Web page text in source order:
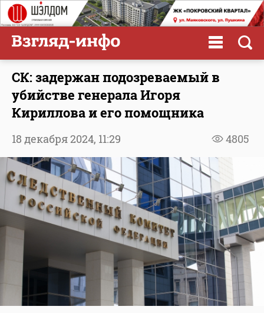
СК: задержан подозреваемый в
убийстве генерала Игоря
Кириллова и его помощника
4805
18 декабря 2024, 11:29